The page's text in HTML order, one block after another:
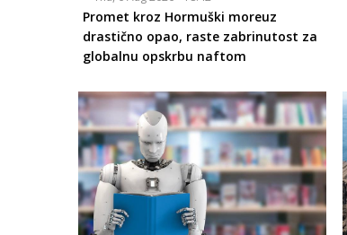
Promet kroz Hormuški moreuz
drastično opao, raste zabrinutost za
globalnu opskrbu naftom